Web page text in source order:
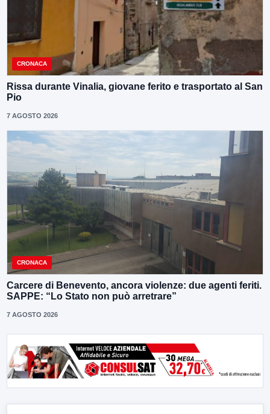
CRONACA
Rissa durante Vinalia, giovane ferito e trasportato al San
Pio
7 AGOSTO 2026
CRONACA
Carcere di Benevento, ancora violenze: due agenti feriti.
SAPPE: “Lo Stato non può arretrare”
7 AGOSTO 2026